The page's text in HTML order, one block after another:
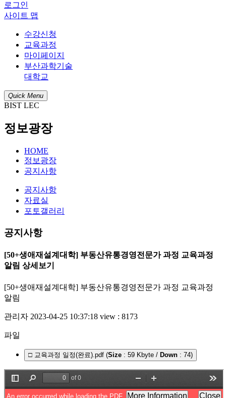
로그인
사이트 맵
수강신청
교육과정
마이페이지
부산과학기술
대학교
Quick Menu
BIST LEC
정보광장
HOME
정보광장
공지사항
공지사항
자료실
포토갤러리
공지사항
[50+생애재설계대학] 부동산유통경영전문가 과정 교육과정
알림 상세보기
[50+생애재설계대학] 부동산유통경영전문가 과정 교육과정
알림
관리자 2023-04-25 10:37:18 view : 8173
파일
□ 교육과정 일정(완료).pdf (Size : 59 Kbyte / Down : 74)